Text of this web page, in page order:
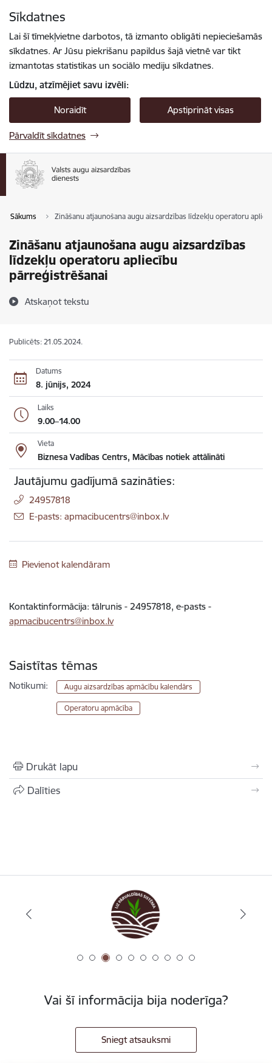
Sīkdatnes
Lai šī tīmekļvietne darbotos, tā izmanto obligāti nepieciešamās
sīkdatnes. Ar Jūsu piekrišanu papildus šajā vietnē var tikt
izmantotas statistikas un sociālo mediju sīkdatnes.
Lūdzu, atzīmējiet savu izvēli:
Noraidīt Apstiprināt visas
Pārvaldīt sīkdatnes
Sākums Zināšanu atjaunošana augu aizsardzības līdzekļu operatoru
Zināšanu atjaunošana augu aizsardzības
līdzekļu operatoru apliecību
pārreģistrēšanai
Atskaņot tekstu
Publicēts: 21.05.2024.
Datums
8. jūnijs, 2024
Laiks
9.00–14.00
Vieta
Biznesa Vadības Centrs, Mācības notiek attālināti
Jautājumu gadījumā sazināties:
24957818
E-pasts: apmacibucentrs@inbox.lv
Pievienot kalendāram
Kontaktinformācija: tālrunis - 24957818, e-pasts -
apmacibucentrs@inbox.lv
Saistītas tēmas
Notikumi: Augu aizsardzības apmācību kalendārs
Operatoru apmācība
Drukāt lapu
Dalīties
Vai šī informācija bija noderīga?
Sniegt atsauksmi